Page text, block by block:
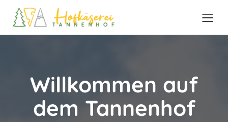
Inhalt
springen
Willkommen auf
dem Tannenhof